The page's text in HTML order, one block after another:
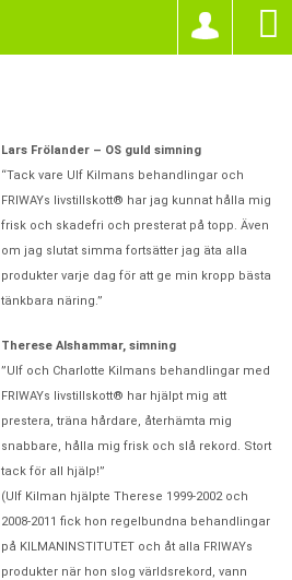
Lars Frölander – OS guld simning
“Tack vare Ulf Kilmans behandlingar och
FRIWAYs livstillskott® har jag kunnat hålla mig
frisk och skadefri och presterat på topp. Även
om jag slutat simma fortsätter jag äta alla
produkter varje dag för att ge min kropp bästa
tänkbara näring.”
Therese Alshammar, simning
”Ulf och Charlotte Kilmans behandlingar med
FRIWAYs livstillskott® har hjälpt mig att
prestera, träna hårdare, återhämta mig
snabbare, hålla mig frisk och slå rekord. Stort
tack för all hjälp!”
(Ulf Kilman hjälpte Therese 1999-2002 och
2008-2011 fick hon regelbundna behandlingar
på KILMANINSTITUTET och åt alla FRIWAYs
produkter när hon slog världsrekord, vann